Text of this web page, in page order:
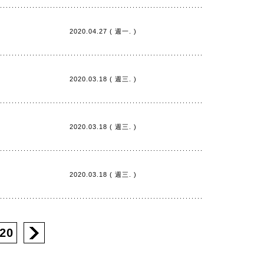
2020.04.27 ( 週一. )
2020.03.18 ( 週三. )
2020.03.18 ( 週三. )
2020.03.18 ( 週三. )
20